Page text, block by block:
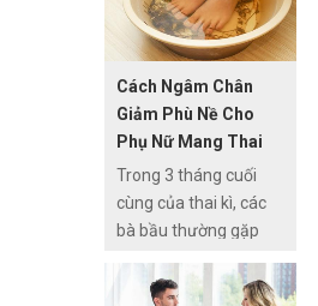
mẹ bầu sau sinh nếu
muốn duy trì nguồn
sữa dồi dào đầy đủ
chất dinh dưỡng cho
con mình.
Cách Ngâm Chân
Giảm Phù Nề Cho
Phụ Nữ Mang Thai
Trong 3 tháng cuối
cùng của thai kì, các
bà bầu thường gặp
phải hiện tượng phù
chân hay còn gọi là